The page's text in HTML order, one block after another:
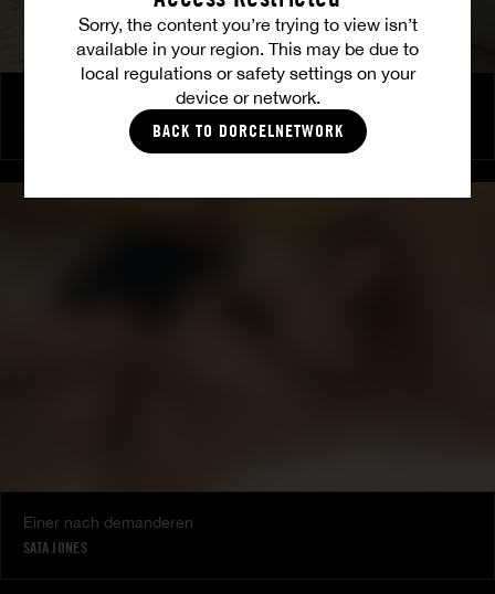
Sorry, the content you’re trying to view isn’t
available in your region. This may be due to
local regulations or safety settings on your
device or network.
BACK TO DORCELNETWORK
Shalina Devine: Vergnügen und Macht
Einer nach demanderen
SATA JONES